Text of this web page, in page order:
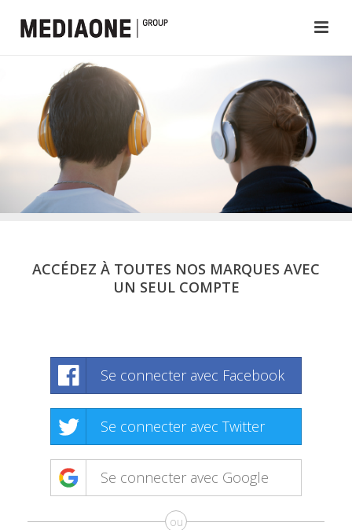
ACCÉDEZ À TOUTES NOS MARQUES AVEC
UN SEUL COMPTE
Se connecter avec Facebook
Se connecter avec Twitter
Se connecter avec Google
ou